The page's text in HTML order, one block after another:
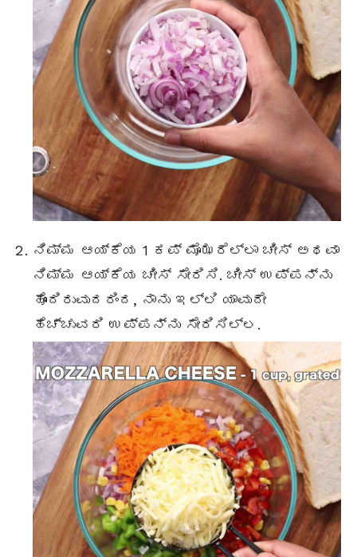
ನಿಮ್ಮ ಆಯ್ಕೆಯ 1 ಕಪ್ ಮೊಝರೆಲ್ಲಾ ಚೀಸ್ ಅಥವಾ
ನಿಮ್ಮ ಆಯ್ಕೆಯ ಚೀಸ್ ಸೇರಿಸಿ. ಚೀಸ್ ಉಪ್ಪನ್ನು
ಹೊಂದಿರುವುದರಿಂದ, ನಾನು ಇಲ್ಲಿ ಯಾವುದೇ
ಹೆಚ್ಚುವರಿ ಉಪ್ಪನ್ನು ಸೇರಿಸಿಲ್ಲ.